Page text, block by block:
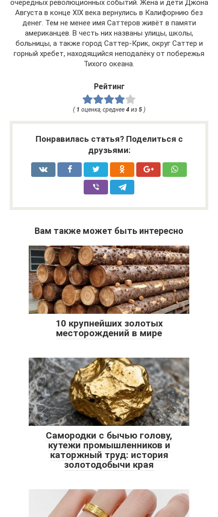
очередных революционных событий. Жена и дети Джона
Августа в конце XIX века вернулись в Калифорнию без
денег. Тем не менее имя Саттеров живёт в памяти
американцев. В честь них названы улицы, школы,
больницы, а также город Саттер-Крик, округ Саттер и
горный хребет, находящийся неподалёку от побережья
Тихого океана.
Рейтинг
( 1 оценка, среднее 4из 5)
Понравилась статья? Поделиться с
друзьями:
Вам также может быть интересно
10 крупнейших золотых
месторождений в мире
Самородки с бычью голову,
кутежи промышленников и
каторжный труд: история
золотодобычи края